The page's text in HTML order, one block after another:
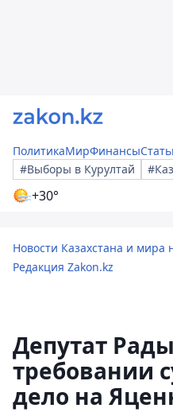
ПолитикаМирФинансы
#Выборы в Курултай
+30°
Новости Казахстана и мира
Редакция Zakon.kz
Депутат
требовании
дело на